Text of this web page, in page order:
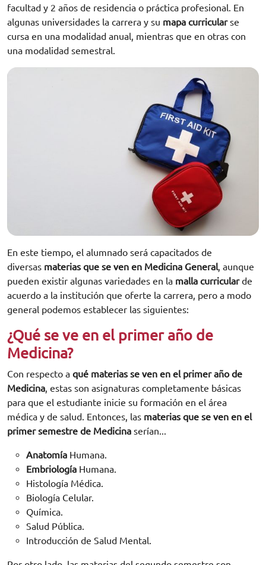
facultad y 2 años de residencia o práctica profesional. En
algunas universidades la carrera y su mapa curricularse
cursa en una modalidad anual, mientras que en otras con
una modalidad semestral.
En este tiempo, el alumnado será capacitados de
diversas materias que se ven en Medicina General, aunque
pueden existir algunas variedades en la malla curricularde
acuerdo a la institución que oferte la carrera, pero a modo
general podemos establecer las siguientes:
¿Qué se ve en el primer año de
Medicina?
Con respecto a qué materias se ven en el primer año de
Medicina, estas son asignaturas completamente básicas
para que el estudiante inicie su formación en el área
médica y de salud. Entonces, las materias que se ven en el
primer semestre de Medicina serían...
Anatomía Humana.
Embriología Humana.
Histología Médica.
Biología Celular.
Química.
Salud Pública.
Introducción de Salud Mental.